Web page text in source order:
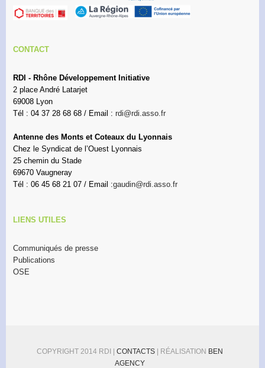
CONTACT
RDI - Rhône Développement Initiative
2 place André Latarjet
69008 Lyon
Tél : 04 37 28 68 68 / Email : rdi@rdi.asso.fr
Antenne des Monts et Coteaux du Lyonnais
Chez le Syndicat de l’Ouest Lyonnais
25 chemin du Stade
69670 Vaugneray
Tél : 06 45 68 21 07 / Email :gaudin@rdi.asso.fr
LIENS UTILES
Communiqués de presse
Publications
OSE
COPYRIGHT 2014 RDI | CONTACTS | RÉALISATION BEN
AGENCY